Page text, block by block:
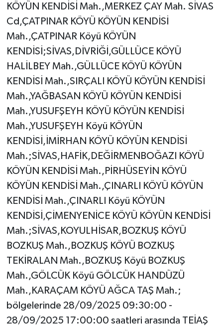
KÖYÜN KENDİSİ Mah.,MERKEZ ÇAY Mah. SİVAS
Cd,ÇATPINAR KÖYÜ KÖYÜN KENDİSİ
Mah.,ÇATPINAR Köyü KÖYÜN
KENDİSİ;SİVAS,DİVRİĞİ,GÜLLÜCE KÖYÜ
HALİLBEY Mah.,GÜLLÜCE KÖYÜ KÖYÜN
KENDİSİ Mah.,SIRÇALI KÖYÜ KÖYÜN KENDİSİ
Mah.,YAĞBASAN KÖYÜ KÖYÜN KENDİSİ
Mah.,YUSUFŞEYH KÖYÜ KÖYÜN KENDİSİ
Mah.,YUSUFŞEYH Köyü KÖYÜN
KENDİSİ,İMİRHAN KÖYÜ KÖYÜN KENDİSİ
Mah.;SİVAS,HAFİK,DEĞİRMENBOĞAZI KÖYÜ
KÖYÜN KENDİSİ Mah.,PİRHÜSEYİN KÖYÜ
KÖYÜN KENDİSİ Mah.,ÇINARLI KÖYÜ KÖYÜN
KENDİSİ Mah.,ÇINARLI Köyü KÖYÜN
KENDİSİ,ÇİMENYENİCE KÖYÜ KÖYÜN KENDİSİ
Mah.;SİVAS,KOYULHİSAR,BOZKUŞ KÖYÜ
BOZKUŞ Mah.,BOZKUŞ KÖYÜ BOZKUŞ
TEKİRALAN Mah.,BOZKUŞ Köyü BOZKUŞ
Mah.,GÖLCÜK Köyü GÖLCÜK HANDÜZÜ
Mah.,KARAÇAM KÖYÜ AĞCA TAŞ Mah.;
bölgelerinde 28/09/2025 09:30:00 -
28/09/2025 17:00:00 saatleri arasında TEİAŞ